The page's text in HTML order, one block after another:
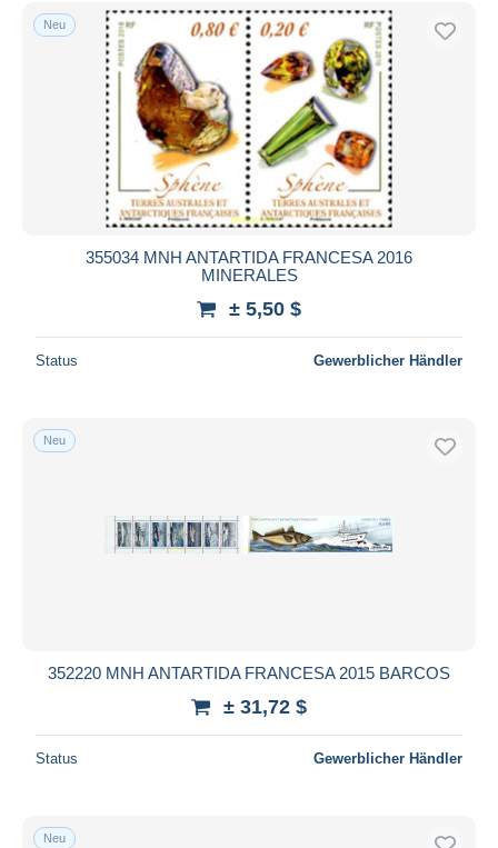
Kostenloser Versand
Zahlungsmethoden
PayPal
Banküberweisung
Visa
Mastercard
Bancontact
Gesamte Auswahl aufheben
Wohnsitz des Verkäufers
Übernehmen
Neu
355034 MNH ANTARTIDA FRANCESA 2016
MINERALES
± 5,50 $
Status Gewerblicher Händler
Neu
352220 MNH ANTARTIDA FRANCESA 2015 BARCOS
± 31,72 $
Status Gewerblicher Händler
Neu